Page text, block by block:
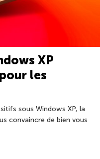
XP
les
sous Windows XP, la
convaincre de bien vous